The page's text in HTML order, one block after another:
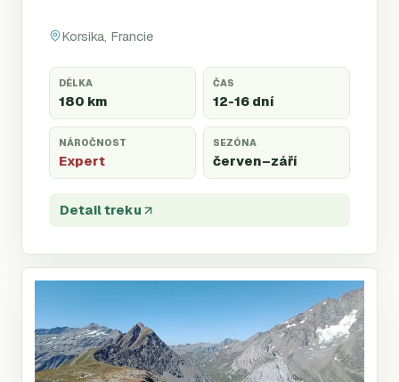
Korsika, Francie
DÉLKA
180 km
ČAS
12-16 dní
NÁROČNOST
Expert
SEZÓNA
červen–září
Detail treku